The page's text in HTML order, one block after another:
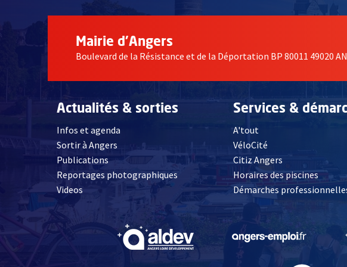
Mairie d'Angers
Boulevard de la Résistance et de la Déportation BP 80011 49020
Actualités & sorties
Infos et agenda
Sortir à Angers
Publications
Reportages photographiques
Videos, Ouvre une nouvelle fenêtre
Services &
A'tout
VéloCité
Citiz Angers , Ouvre une
Horaires des piscines
Démarches
, Ouvre une nouvelle fenêtre , Ouvre